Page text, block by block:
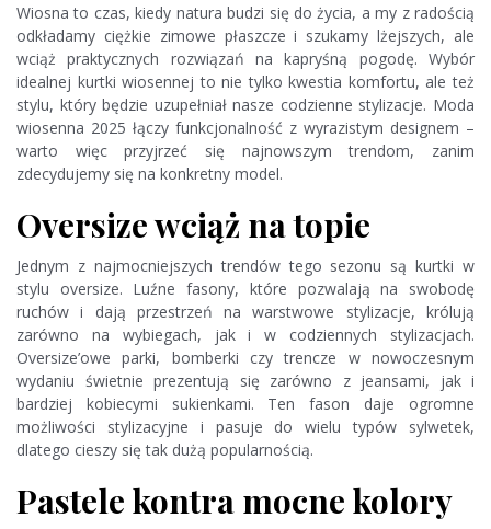
Wiosna to czas, kiedy natura budzi się do życia, a my z radością
odkładamy ciężkie zimowe płaszcze i szukamy lżejszych, ale
wciąż praktycznych rozwiązań na kapryśną pogodę. Wybór
idealnej kurtki wiosennej to nie tylko kwestia komfortu, ale też
stylu, który będzie uzupełniał nasze codzienne stylizacje. Moda
wiosenna 2025 łączy funkcjonalność z wyrazistym designem –
warto więc przyjrzeć się najnowszym trendom, zanim
zdecydujemy się na konkretny model.
Oversize wciąż na topie
Jednym z najmocniejszych trendów tego sezonu są kurtki w
stylu oversize. Luźne fasony, które pozwalają na swobodę
ruchów i dają przestrzeń na warstwowe stylizacje, królują
zarówno na wybiegach, jak i w codziennych stylizacjach.
Oversize’owe parki, bomberki czy trencze w nowoczesnym
wydaniu świetnie prezentują się zarówno z jeansami, jak i
bardziej kobiecymi sukienkami. Ten fason daje ogromne
możliwości stylizacyjne i pasuje do wielu typów sylwetek,
dlatego cieszy się tak dużą popularnością.
Pastele kontra mocne kolory